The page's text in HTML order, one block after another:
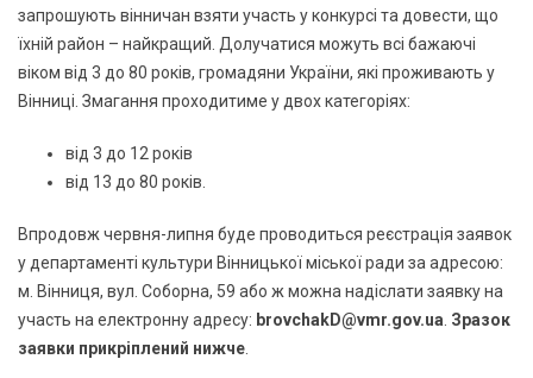
запрошують вінничан взяти участь у конкурсі та довести, що
їхній район – найкращий. Долучатися можуть всі бажаючі
віком від 3 до 80 років, громадяни України, які проживають у
Вінниці. Змагання проходитиме у двох категоріях:
від 3 до 12 років
від 13 до 80 років.
Впродовж червня-липня буде проводиться реєстрація заявок
у департаменті культури Вінницької міської ради за адресою:
м. Вінниця, вул. Соборна, 59 або ж можна надіслати заявку на
участь на електронну адресу: brovchakD@vmr.gov.ua Зразок
заявки прикріплений нижче